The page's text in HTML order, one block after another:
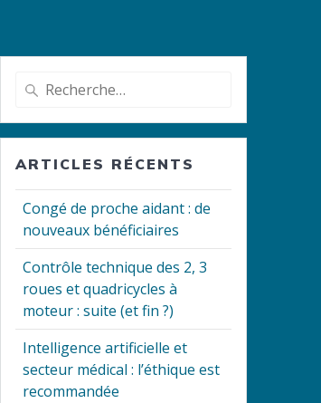
Recherche
:
ARTICLES RÉCENTS
Congé de proche aidant : de
nouveaux bénéficiaires
Contrôle technique des 2, 3
roues et quadricycles à
moteur : suite (et fin ?)
Intelligence artificielle et
secteur médical : l’éthique est
recommandée